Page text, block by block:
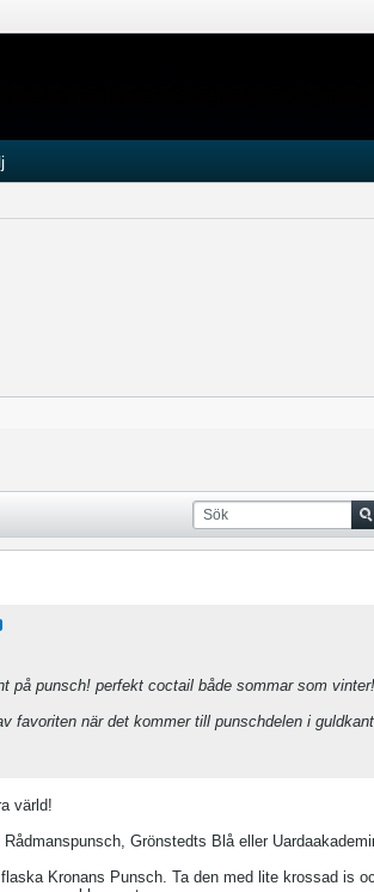
på punsch! perfekt coctail både sommar som
favoriten när det kommer till punschdelen i
värld!
Grönstedts Blå eller
Kronans Punsch. Ta den med lite krossad is